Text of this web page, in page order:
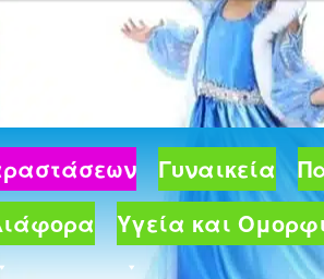
Γυναικεία
Υγεία και